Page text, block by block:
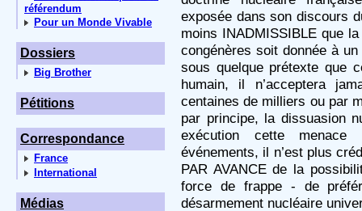
référendum
Pour un Monde Vivable
Dossiers
Big Brother
Pétitions
Correspondance
France
International
Médias
exposée dans son discours
moins INADMISSIBLE que
congénères soit donnée à
sous quelque prétexte que
humain, il n’acceptera
centaines de milliers ou par
par principe, la dissuasion
exécution cette
événements, il n’est plus
PAR AVANCE de la
force de frappe - de
désarmement nucléaire